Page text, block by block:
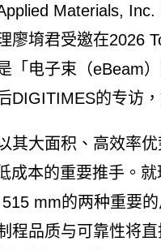
Materials,
廖堉君受邀在2026
「电子束（eBeam
DIGITIMES的专访
其大面积、高效率
成本的重要推手。
mm的两种重要
程品质与可靠性将